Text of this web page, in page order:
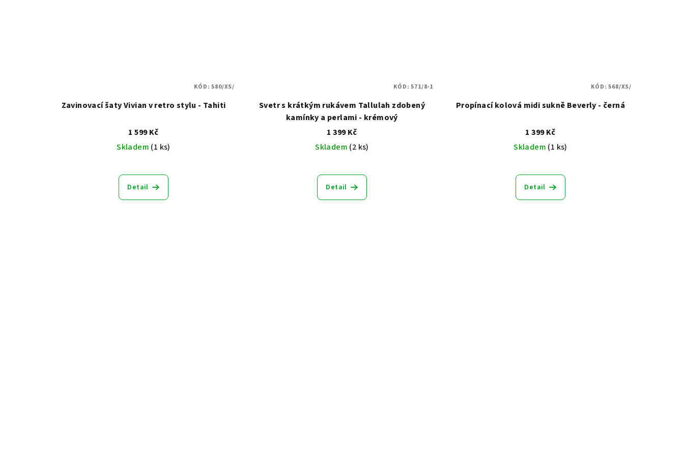
Zavinovací šaty Vivian v retro stylu - Tahiti
1 599 Kč
Skladem (1 ks)
Detail
KÓD:580/XS/
Svetr s krátkým rukávem Tallulah zdobený
kamínky a perlami - krémový
1 399 Kč
Skladem (2 ks)
Detail
KÓD:571/8-1
Propínací kolová midi sukně Beverly - černá
1 399 Kč
Skladem (1 ks)
Detail
KÓD:568/XS/